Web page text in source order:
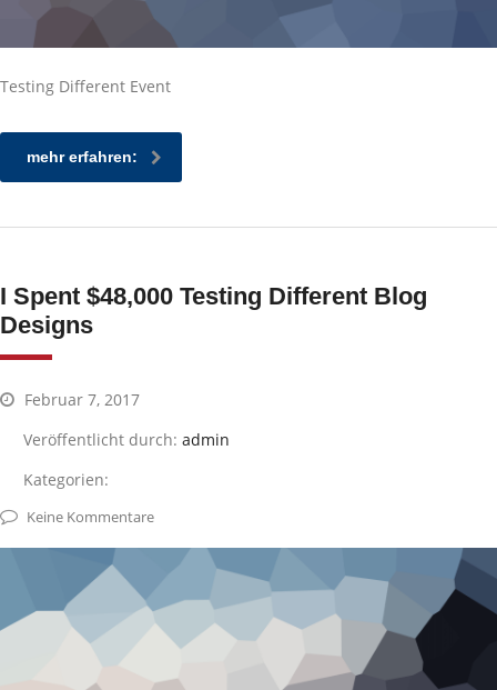
Testing Different Event
mehr erfahren:
I Spent $48,000 Testing Different Blog
Designs
Februar 7, 2017
Veröffentlicht durch: admin
Kategorien:
Keine Kommentare